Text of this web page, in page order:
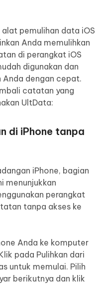
alat pemulihan data iOS
Anda memulihkan
di perangkat iOS
digunakan dan
dengan cepat.
catatan yang
UltData:
di iPhone tanpa
iPhone, bagian
menunjukkan
perangkat
tanpa akses ke
Anda ke komputer
pada Pulihkan dari
untuk memulai. Pilih
berikutnya dan klik